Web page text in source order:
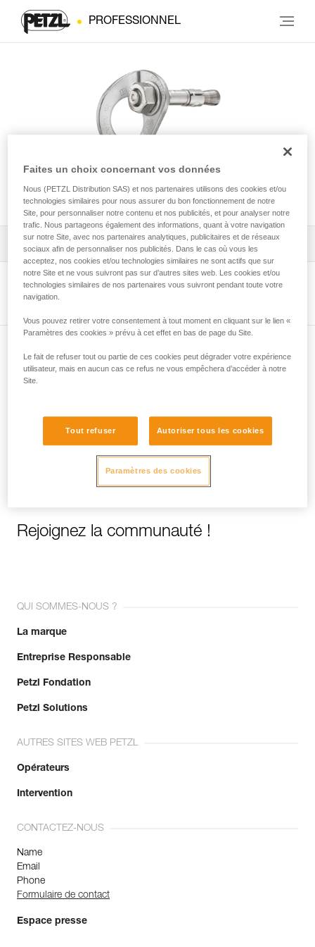
PROFESSIONNEL
COEUR BOLT STEEL
Télécharger la notice technique (PDF)
Technical Notice
Voir la page produit
Abonnez-vous à la newsletter
et restez connecté à notre actualité
Rejoignez la communauté !
QUI SOMMES-NOUS ?
La marque
Entreprise Responsable
Petzl Fondation
Petzl Solutions
AUTRES SITES WEB PETZL
Opérateurs
Intervention
CONTACTEZ-NOUS
Name
Email
Phone
Formulaire de contact
Espace presse
Faites un choix concernant vos données
Nous (PETZL Distribution SAS) et nos partenaires utilisons des cookies et/ou
technologies similaires pour nous assurer du bon fonctionnement de notre
Site, pour personnaliser notre contenu et nos publicités, et pour analyser notre
trafic. Nous partageons également des informations, quant à votre navigation
sur notre Site, avec nos partenaires analytiques, publicitaires et de réseaux
sociaux afin de personnaliser nos publicités. Dans le cas où vous les
acceptez, nos cookies et/ou technologies similaires ne sont actifs que sur
notre Site et ne vous suivront pas sur d’autres sites web. Les cookies et/ou
technologies similaires de nos partenaires vous suivront pendant toute votre
navigation.
Vous pouvez retirer votre consentement à tout moment en cliquant sur le lien «
Paramètres des cookies » prévu à cet effet en bas de page du Site.
Le fait de refuser tout ou partie de ces cookies peut dégrader votre expérience
utilisateur, mais en aucun cas ce refus ne vous empêchera d’accéder à notre
Site.
Tout refuser Autoriser tous les cookies
Paramètres des cookies